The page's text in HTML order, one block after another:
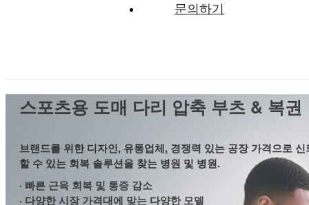
문의하기
스포츠용 도매 다리 압축 부츠 & 복권
브랜드를 위한 디자인, 유통업체, 경쟁력 있는 공장 가격으로 신
할 수 있는 회복 솔루션을 찾는 병원 및 병원.
· 빠른 근육 회복 및 통증 감소
· 다양한 시장 가격대에 맞는 다양한 모델